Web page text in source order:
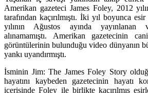
Amerikan gazeteci James Foley, 2012
tarafından kaçırılmıştı. İki yıl boyunca
yılının Ağustos ayında
alınamamıştı. Amerikan gazetecinin
görüntülerinin bulunduğu video dünyanın
yankı uyandırmıştı.
İsminin Jim: The James Foley Story
hayatını kaybeden gazetecinin hayatı
içerisinde Foley ile birlikte kaçırılmış